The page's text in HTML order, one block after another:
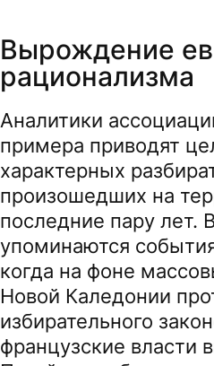
Вырождение
рационализма
Аналитики
примера приводят
характерных
произошедших на
последние пару лет.
упоминаются
когда на фоне
Новой Каледонии
избирательного
французские власти